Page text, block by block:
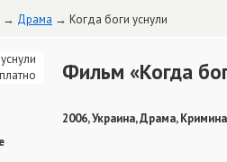
Драма Когда боги уснули
Фильм «Когда
2006, Украина, Драма,